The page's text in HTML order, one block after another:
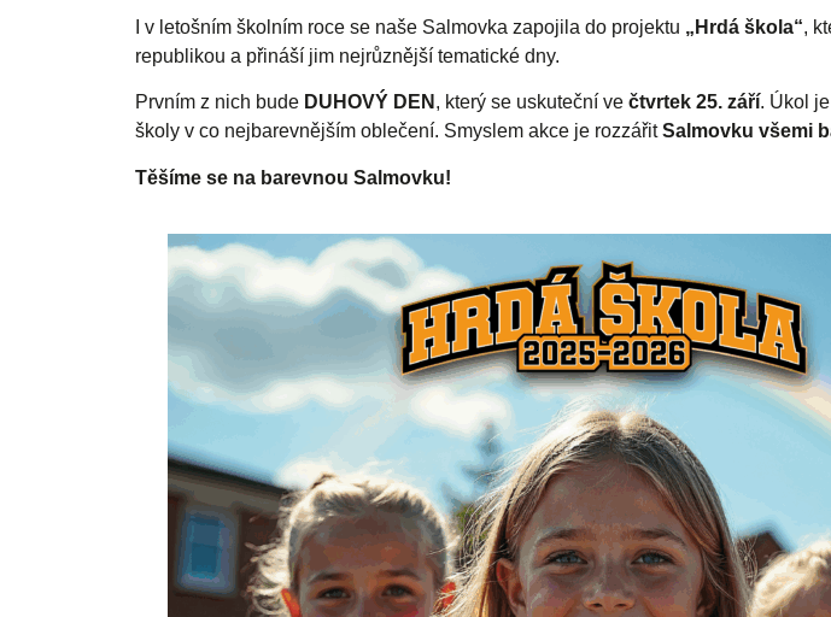
I v letošním školním roce se naše Salmovka zapojila do projektu „Hrdá škola“,
republikou a přináší jim nejrůznější tematické dny.
Prvním z nich bude DUHOVÝ DEN , který se uskuteční ve čtvrtek 25. září. Úkol
školy v co nejbarevnějším oblečení. Smyslem akce je rozzářitSalmovku všemi
Těšíme se na barevnou Salmovku!